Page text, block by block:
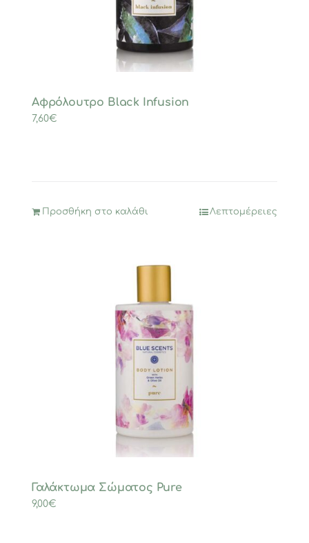
Αφρόλουτρο Black Infusion
7,60€
Προσθήκη στο καλάθι Λεπτομέρειες
Γαλάκτωμα Σώματος Pure
9,00€